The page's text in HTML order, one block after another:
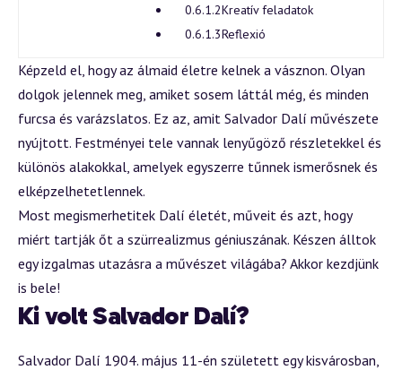
Kreatív feladatok
Reflexió
Képzeld el, hogy az álmaid életre kelnek a vásznon. Olyan
dolgok jelennek meg, amiket sosem láttál még, és minden
furcsa és varázslatos. Ez az, amit Salvador Dalí művészete
nyújtott. Festményei tele vannak lenyűgöző részletekkel és
különös alakokkal, amelyek egyszerre tűnnek ismerősnek és
elképzelhetetlennek.
Most megismerhetitek Dalí életét, műveit és azt, hogy
miért tartják őt a szürrealizmus géniuszának. Készen álltok
egy izgalmas utazásra a művészet világába? Akkor kezdjünk
is bele!
Ki volt Salvador Dalí?
Salvador Dalí 1904. május 11-én született egy kisvárosban,